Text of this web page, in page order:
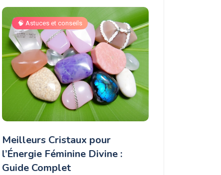
🧠 Astuces et conseils
Meilleurs Cristaux pour
l’Énergie Féminine Divine :
Guide Complet